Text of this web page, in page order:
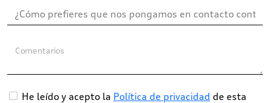
Comentarios
He leído y acepto la Política de privacidad de esta